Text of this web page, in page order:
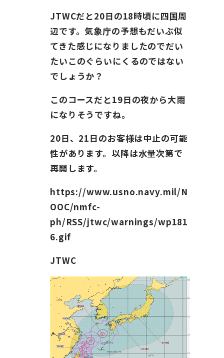
ENGLISH
JTWCだと20日の18時頃に四国周
辺です。気象庁の予想もだいぶ似
てきた感じになりましたのでだい
たいこのぐらいにくるのではない
でしょうか？
このコースだと19日の夜から大雨
になりそうですね。
20日、21日のお客様は中止の可能
性があります。以降は水量次第で
再開します。
https://www.usno.navy.mil/N
OOC/nmfc-
ph/RSS/jtwc/warnings/wp181
6.gif
JTWC